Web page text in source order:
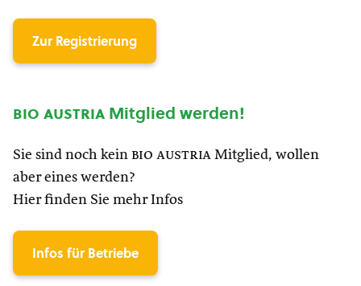
Zur Registrierung
bio austria Mitglied werden!
Sie sind noch kein bio austria Mitglied, wollen
aber eines werden?
Hier finden Sie mehr Infos
Infos für Betriebe